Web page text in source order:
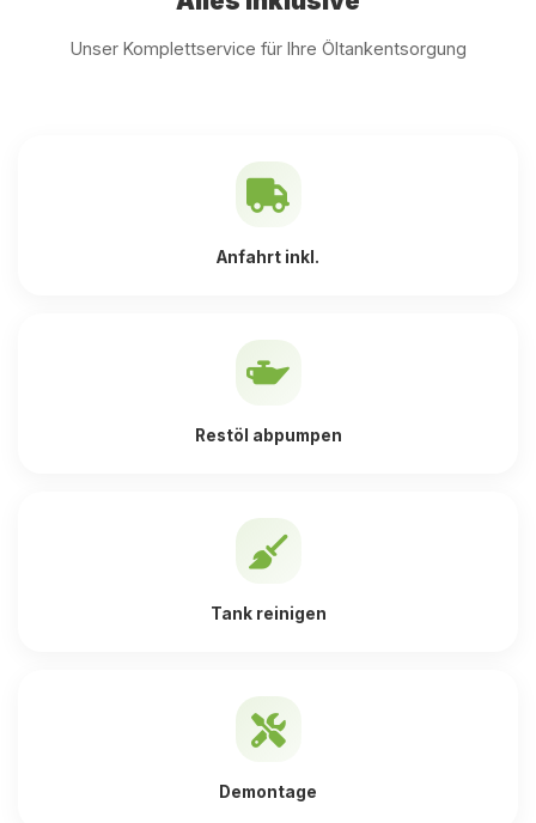
Unser Komplettservice für Ihre Öltankentsorgung
Anfahrt inkl.
Restöl abpumpen
Tank reinigen
Demontage